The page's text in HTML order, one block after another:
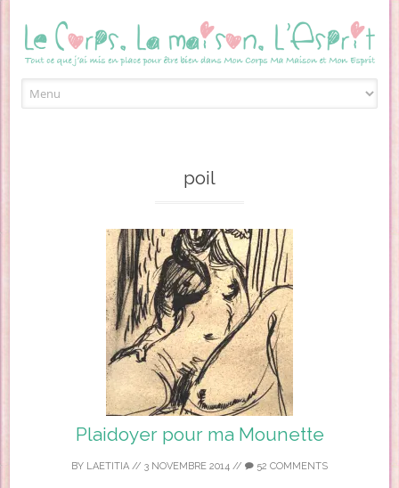
poil
Plaidoyer pour ma Mounette
BY LAETITIA // 3 NOVEMBRE 2014 // 52 COMMENTS